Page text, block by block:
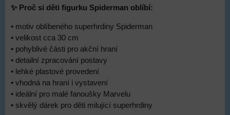
✨ Proč si děti figurku Spiderman oblíbí:
• motiv oblíbeného superhrdiny Spiderman
• velikost cca 30 cm
• pohyblivé části pro akční hraní
• detailní zpracování postavy
• lehké plastové provedení
• vhodná na hraní i vystavení
• ideální pro malé fanoušky Marvelu
• skvělý dárek pro děti milující superhrdiny